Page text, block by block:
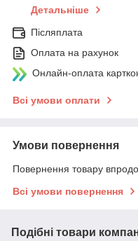
Детальніше
Післяплата
Оплата на рахунок
Онлайн-оплата
Всі умови оплати
Умови повернення
Повернення товару
Всі умови повернення
Подібні товари